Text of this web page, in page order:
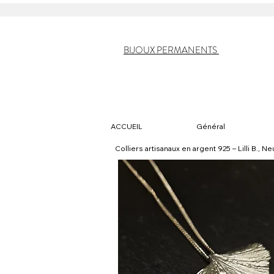
BIJOUX PERMANENTS
ACCUEIL Général
Colliers artisanaux en argent 925 – Lilli B.,